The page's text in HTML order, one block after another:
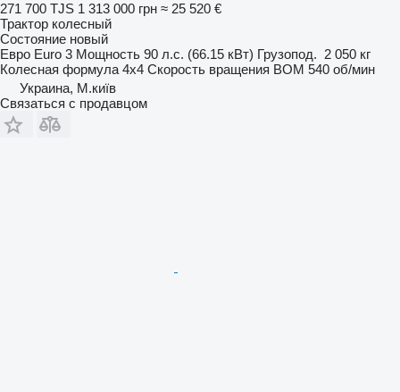
271 700 TJS 1 313 000 грн ≈ 25 520 €
Трактор колесный
Состояние новый
Евро Euro 3 Мощность 90 л.с. (66.15 кВт) Грузопод. 2 050 кг
Колесная формула 4x4 Скорость вращения ВОМ 540 об/мин
Украина, М.київ
Связаться с продавцом